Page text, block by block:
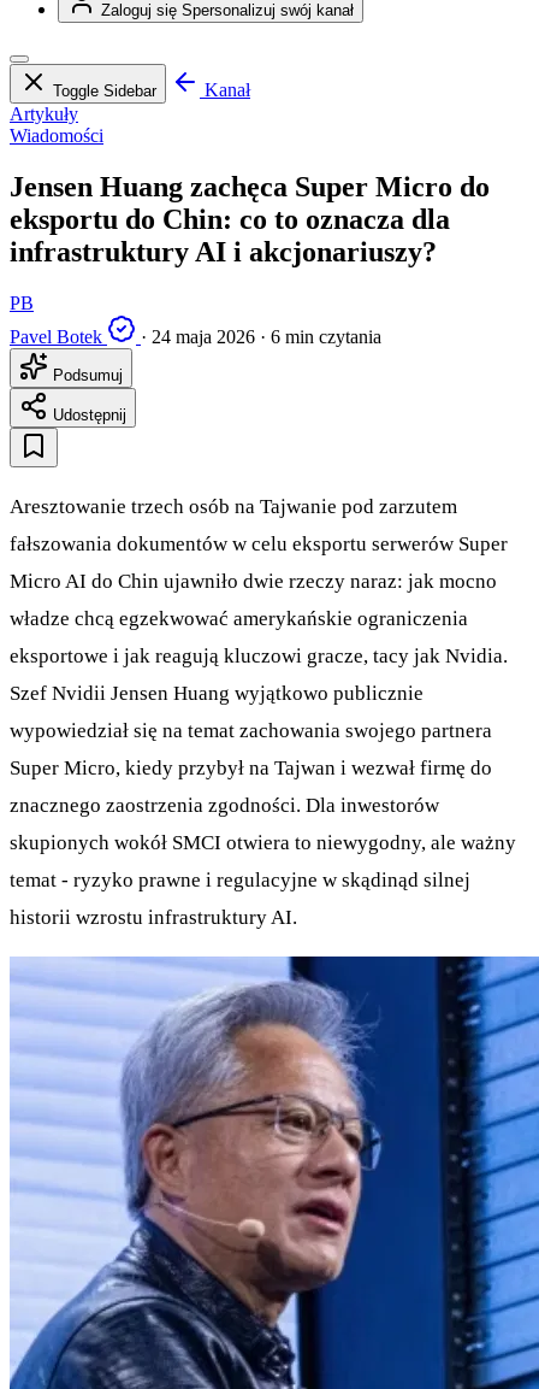
Zaloguj się Spersonalizuj swój kanał
Toggle Sidebar
Kanał
Artykuły
Wiadomości
Jensen Huang zachęca Super Micro do
eksportu do Chin: co to oznacza dla
infrastruktury AI i akcjonariuszy?
PB
Pavel Botek
· 24 maja 2026 · 6 min czytania
Podsumuj
Udostępnij
Aresztowanie trzech osób na Tajwanie pod zarzutem
fałszowania dokumentów w celu eksportu serwerów Super
Micro AI do Chin ujawniło dwie rzeczy naraz: jak mocno
władze chcą egzekwować amerykańskie ograniczenia
eksportowe i jak reagują kluczowi gracze, tacy jak Nvidia.
Szef Nvidii Jensen Huang wyjątkowo publicznie
wypowiedział się na temat zachowania swojego partnera
Super Micro, kiedy przybył na Tajwan i wezwał firmę do
znacznego zaostrzenia zgodności. Dla inwestorów
skupionych wokół SMCI otwiera to niewygodny, ale ważny
temat - ryzyko prawne i regulacyjne w skądinąd silnej
historii wzrostu infrastruktury AI.